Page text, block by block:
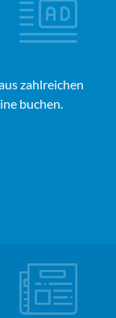
zahlreichen
buchen.